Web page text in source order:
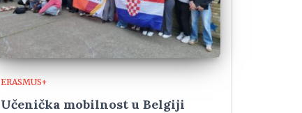
ERASMUS+
Učenička mobilnost u Belgiji